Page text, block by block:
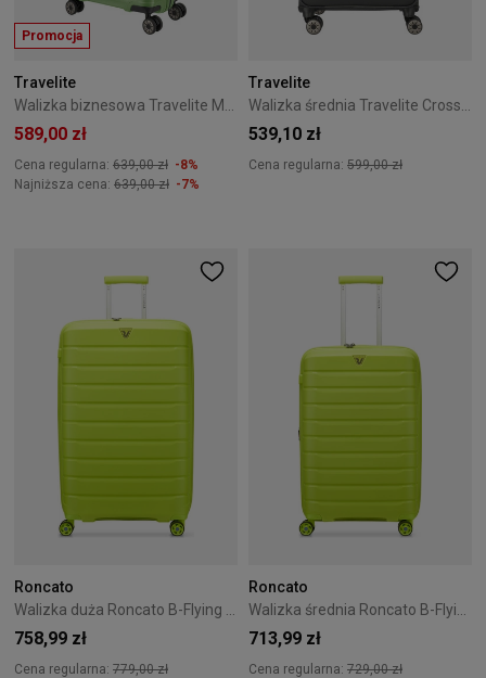
Promocja
Travelite
Walizka biznesowa Travelite Mooby 55 cm zielona
589,00 zł
Cena regularna: 639,00 zł -8%
Najniższa cena: 639,00 zł -7%
Travelite
Walizka średnia Travelite CrossLite 5.0 4K 66 cm Green
539,10 zł
Cena regularna: 599,00 zł
Roncato
758,99 zł
Cena regularna: 779,00 zł
Roncato
713,99 zł
Cena regularna: 729,00 zł